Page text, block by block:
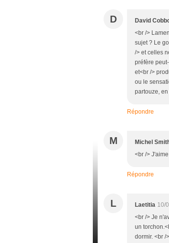
D David
<br />
sujet ? Le
/> et celles
préfère
et<br />
ou le
partouze,
Répondre
M Michel
<br />
Répondre
L Laetitia 10/
<br /> Je
un
dormir. <br /